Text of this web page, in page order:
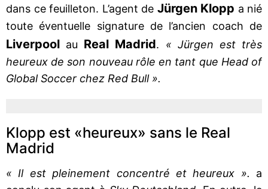
dans ce feuilleton. L’agent de Jürgen Klopp a nié
toute éventuelle signature de l’ancien coach de
Liverpool au Real Madrid. « Jürgen est très
heureux de son nouveau rôle en tant que Head of
Global Soccer chez Red Bull ».
Klopp est «heureux» sans le Real
Madrid
« Il est pleinement concentré et heureux ». a